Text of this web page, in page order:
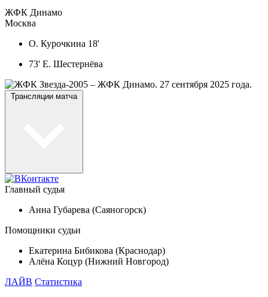
ЖФК Динамо
Москва
О. Курочкина 18'
73' Е. Шестернёва
Трансляции матча
Главный судья
Анна Губарева (Саяногорск)
Помощники судьи
Екатерина Бибикова (Краснодар)
Алёна Коцур (Нижний Новгород)
ЛАЙВ Статистика